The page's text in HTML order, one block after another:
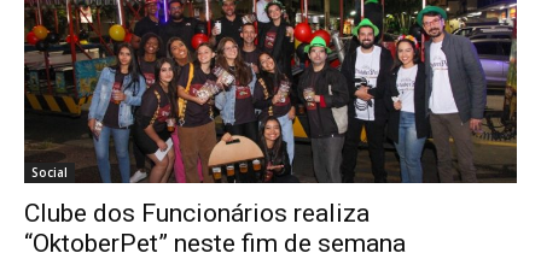
Social
Clube dos Funcionários realiza
“OktoberPet” neste fim de semana